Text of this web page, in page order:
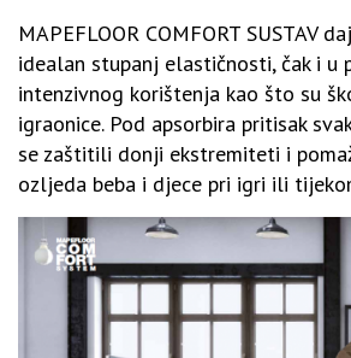
MAPEFLOOR COMFORT SUSTAV
idealan stupanj elastičnosti, čak i u
intenzivnog korištenja kao što su
igraonice. Pod apsorbira pritisak
se zaštitili donji ekstremiteti i
ozljeda beba i djece pri igri ili